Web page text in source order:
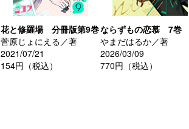
花と修羅場 分冊版第9巻
菅原じょにえる／著
2021/07/21
154円（税込）
ならずもの恋慕 7巻
やまだはるか／著
2026/03/09
770円（税込）